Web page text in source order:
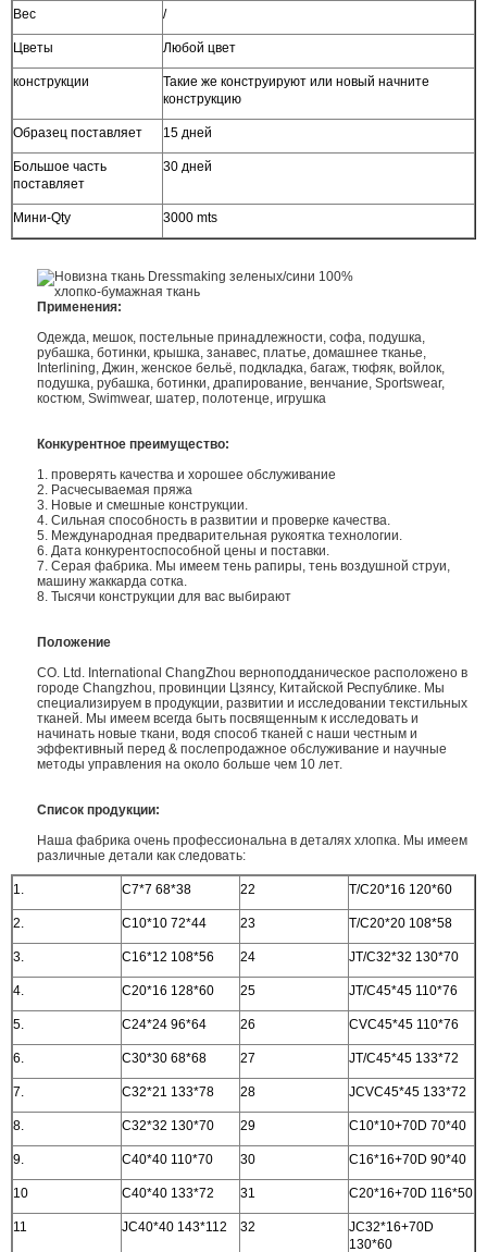
Вес /
Цветы Любой цвет
конструкции
Такие же конструируют или новый начните
конструкцию
Образец поставляет 15 дней
Большое часть
поставляет
30 дней
Мини-Qty 3000 mts
Применения:
Одежда, мешок, постельные принадлежности, софа, подушка,
рубашка, ботинки, крышка, занавес, платье, домашнее тканье,
Interlining, Джин, женское бельё, подкладка, багаж, тюфяк, войлок,
подушка, рубашка, ботинки, драпирование, венчание, Sportswear,
костюм, Swimwear, шатер, полотенце, игрушка
Конкурентное преимущество:
1. проверять качества и хорошее обслуживание
2. Расчесываемая пряжа
3. Новые и смешные конструкции.
4. Сильная способность в развитии и проверке качества.
5. Международная предварительная рукоятка технологии.
6. Дата конкурентоспособной цены и поставки.
7. Серая фабрика. Мы имеем тень рапиры, тень воздушной струи,
машину жаккарда сотка.
8. Тысячи конструкции для вас выбирают
Положение
CO. Ltd. International ChangZhou верноподданическое расположено в
городе Changzhou, провинции Цзянсу, Китайской Республике. Мы
специализируем в продукции, развитии и исследовании текстильных
тканей. Мы имеем всегда быть посвященным к исследовать и
начинать новые ткани, водя способ тканей с наши честным и
эффективный перед & послепродажное обслуживание и научные
методы управления на около больше чем 10 лет.
Список продукции:
Наша фабрика очень профессиональна в деталях хлопка. Мы имеем
различные детали как следовать:
1. C7*7 68*38 22 T/C20*16 120*60
2. C10*10 72*44 23 T/C20*20 108*58
3. C16*12 108*56 24 JT/C32*32 130*70
4. C20*16 128*60 25 JT/C45*45 110*76
5. C24*24 96*64 26 CVC45*45 110*76
6. C30*30 68*68 27 JT/C45*45 133*72
7. C32*21 133*78 28 JCVC45*45 133*72
8. C32*32 130*70 29 C10*10+70D 70*40
9. C40*40 110*70 30 C16*16+70D 90*40
10 C40*40 133*72 31 C20*16+70D 116*50
11 JC40*40 143*112 32
JC32*16+70D
130*60